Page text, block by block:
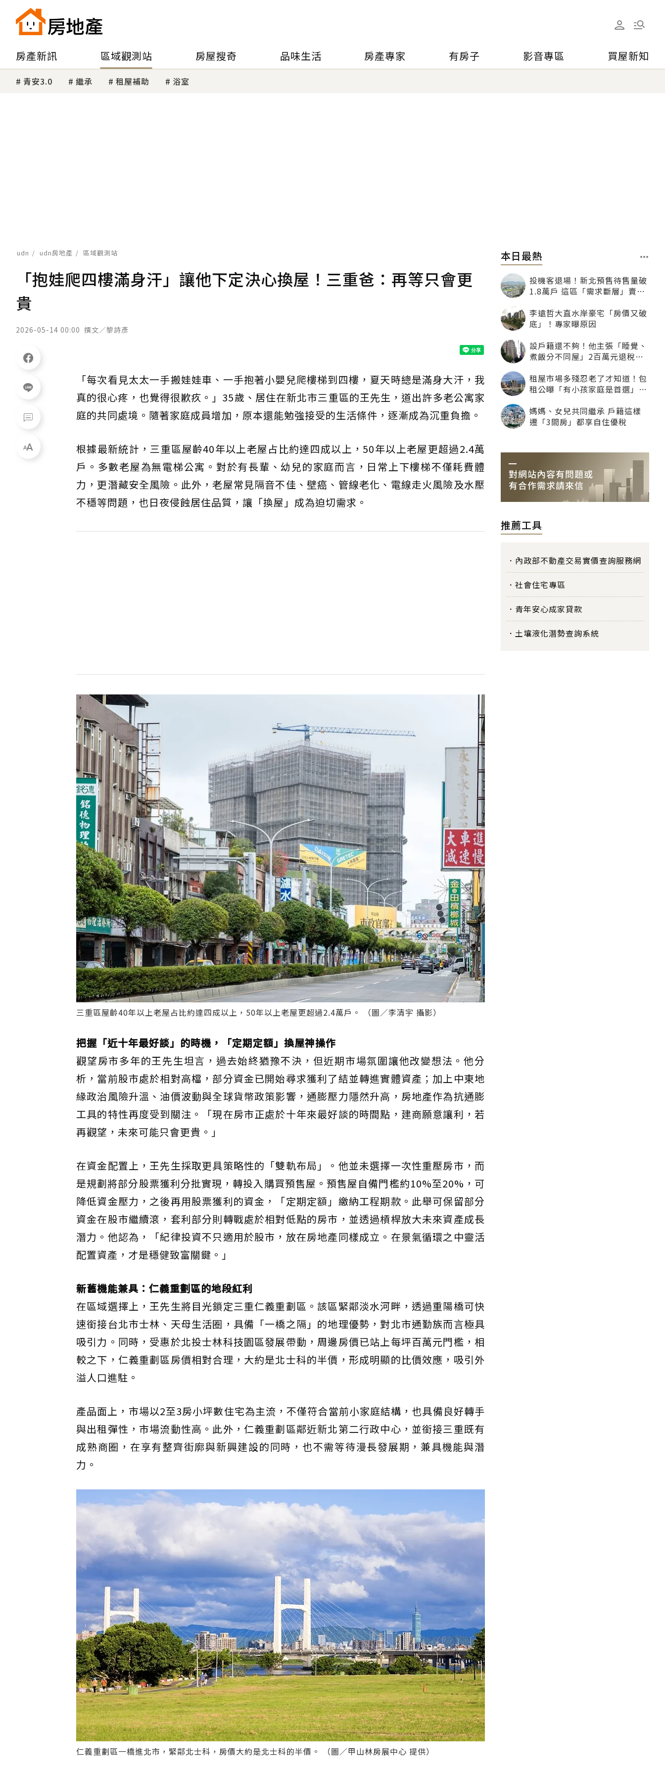
房產新訊 區域觀測站 房屋搜奇 品味生活 房產專家 有房子 影音專區 買屋新知
青安3.0 繼承 租屋補助 浴室
udn udn房地產 區域觀測站
「抱娃爬四樓滿身汗」讓他下定決心換屋！三重爸：再等只會更
貴
2026-05-14 00:00 撰文／黎詩彥
「每次看見太太一手搬娃娃車、一手抱著小嬰兒爬樓梯到四樓，夏天時總是滿身大汗，我
真的很心疼，也覺得很歉疚。」35歲、居住在新北市三重區的王先生，道出許多老公寓家
庭的共同處境。隨著家庭成員增加，原本還能勉強接受的生活條件，逐漸成為沉重負擔。
根據最新統計，三重區屋齡40年以上老屋占比約達四成以上，50年以上老屋更超過2.4萬
戶。多數老屋為無電梯公寓。對於有長輩、幼兒的家庭而言，日常上下樓梯不僅耗費體
力，更潛藏安全風險。此外，老屋常見隔音不佳、壁癌、管線老化、電線走火風險及水壓
不穩等問題，也日夜侵蝕居住品質，讓「換屋」成為迫切需求。
三重區屋齡40年以上老屋占比約達四成以上，50年以上老屋更超過2.4萬戶。 （圖／李清宇 攝影）
把握「近十年最好談」的時機，「定期定額」換屋神操作
觀望房市多年的王先生坦言，過去始終猶豫不決，但近期市場氛圍讓他改變想法。他分
析，當前股市處於相對高檔，部分資金已開始尋求獲利了結並轉進實體資產；加上中東地
緣政治風險升溫、油價波動與全球貨幣政策影響，通膨壓力隱然升高，房地產作為抗通膨
工具的特性再度受到關注。「現在房市正處於十年來最好談的時間點，建商願意讓利，若
再觀望，未來可能只會更貴。」
在資金配置上，王先生採取更具策略性的「雙軌布局」。他並未選擇一次性重壓房市，而
是規劃將部分股票獲利分批實現，轉投入購買預售屋。預售屋自備門檻約10%至20%，可
降低資金壓力，之後再用股票獲利的資金，「定期定額」繳納工程期款。此舉可保留部分
資金在股市繼續滾，套利部分則轉戰處於相對低點的房市，並透過槓桿放大未來資產成長
潛力。他認為，「紀律投資不只適用於股市，放在房地產同樣成立。在景氣循環之中靈活
配置資產，才是穩健致富關鍵。」
新舊機能兼具：仁義重劃區的地段紅利
在區域選擇上，王先生將目光鎖定三重仁義重劃區。該區緊鄰淡水河畔，透過重陽橋可快
速銜接台北市士林、天母生活圈，具備「一橋之隔」的地理優勢，對北市通勤族而言極具
吸引力。同時，受惠於北投士林科技園區發展帶動，周邊房價已站上每坪百萬元門檻，相
較之下，仁義重劃區房價相對合理，大約是北士科的半價，形成明顯的比價效應，吸引外
溢人口進駐。
產品面上，市場以2至3房小坪數住宅為主流，不僅符合當前小家庭結構，也具備良好轉手
與出租彈性，市場流動性高。此外，仁義重劃區鄰近新北第二行政中心，並銜接三重既有
成熟商圈，在享有整齊街廓與新興建設的同時，也不需等待漫長發展期，兼具機能與潛
力。
仁義重劃區一橋進北市，緊鄰北士科，房價大約是北士科的半價。 （圖／甲山林房展中心 提供）
本日最熱
投機客退場！新北預售待售量破
1.8萬戶 這區「需求斷層」賣壓
李遠哲大直水岸豪宅「房價又破
底」！專家曝原因
設戶籍還不夠！他主張「睡覺、
煮飯分不同屋」2百萬元退稅照
租屋市場多殘忍老了才知道！包
租公曝「有小孩家庭是首選」：
媽媽、女兒共同繼承 戶籍這樣
遷「3間房」都享自住優稅
推薦工具
內政部不動產交易實價查詢服務網
社會住宅專區
青年安心成家貸款
土壤液化潛勢查詢系統